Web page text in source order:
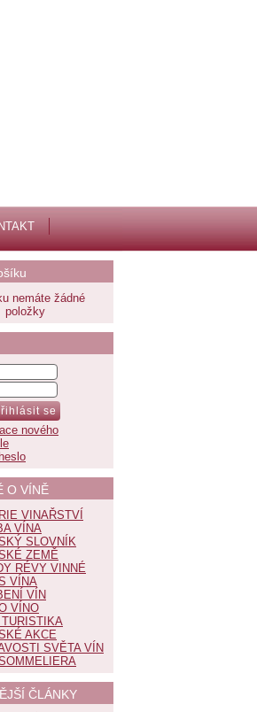
nemáte žádné
položky
nového
O VÍNĚ
VINAŘSTVÍ
VÍNA
SLOVNÍK
ZEMĚ
RÉVY VINNÉ
VÍNA
VÍN
VÍNO
AKCE
SVĚTA VÍN
ČLÁNKY